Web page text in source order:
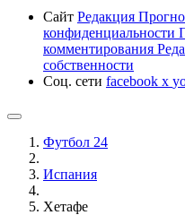
Сайт Редакция
конфиденциальности
комментирования
собственности
Соц. сети facebook x
Футбол 24
Испания
Хетафе